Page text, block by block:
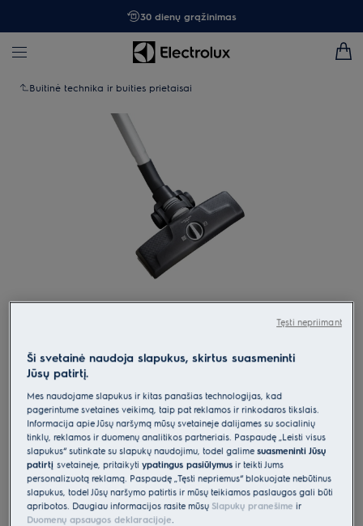
30 dienų grąžinimas
Buitinė technika ir buities prietaisai
ZE072
Dust Magnet Silent nozzle
2.7 (3)
Pagrindiniai privalumai
Ypač galingas universalus antgalis įvairiems grindų tipams.
Ši svetainė naudoja slapukus, skirtus suasmeninti
Jūsų patirtį.
Mes naudojame slapukus ir kitas panašias technologijas, kad
pagerintume svetainės veikimą, taip pat reklamos ir rinkodaros tikslais.
Informacija apie Jūsų naršymą mūsų svetainėje dalijamės su socialinių
tinklų, reklamos ir duomenų analitikos partneriais. Paspaudę „Leisti visus
slapukus“ sutinkate su slapukų naudojimu, todėl galimesuasmeninti Jūsų
patirtįsvetainėje, pritaikytiypatingus pasiūlymus ir teikti Jums
personalizuotą reklamą. Paspaudę „Tęsti nepriėmus“ blokuojate nebūtinus
slapukus, todėl Jūsų naršymo patirtis ir mūsų teikiamos paslaugos gali būti
apribotos. Daugiau informacijos rasite mūsų Slapukų pranešime ir
Duomenų apsaugos deklaracijoje
Tęsti nepriimant